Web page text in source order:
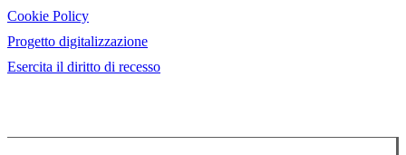
Cookie Policy
Progetto digitalizzazione
Esercita il diritto di recesso